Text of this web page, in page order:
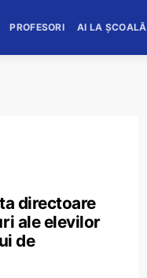
PROFESORI AI LA ȘCOALĂ
directoare
ale elevilor
de